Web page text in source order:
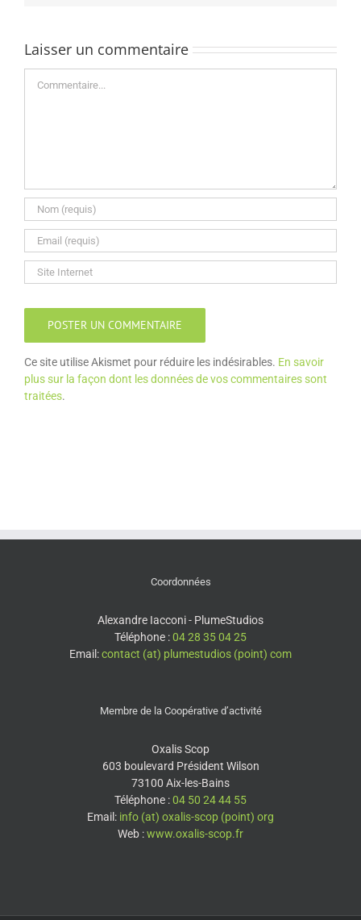
Laisser un commentaire
Ce site utilise Akismet pour réduire les indésirables. En savoir
plus sur la façon dont les données de vos commentaires sont
traitées.
Coordonnées
Alexandre Iacconi - PlumeStudios
Téléphone :04 28 35 04 25
Email:contact (at) plumestudios (point) com
Membre de la Coopérative d’activité
Oxalis Scop
603 boulevard Président Wilson
73100 Aix-les-Bains
Téléphone :04 50 24 44 55
Email: info (at) oxalis-scop (point) org
Web :www.oxalis-scop.fr